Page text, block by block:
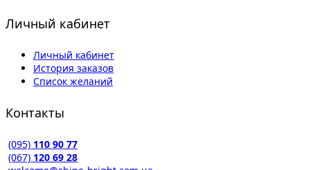
Личный кабинет
Личный кабинет
История заказов
Список желаний
Контакты
(095) 110 90 77
(067) 120 69 28